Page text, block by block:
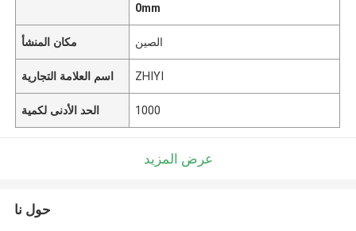
0mm
مكان المنشأ الصين
اسم العلامة التجارية ZHIYI
الحد الأدنى لكمية 1000
عرض المزيد
حول نا